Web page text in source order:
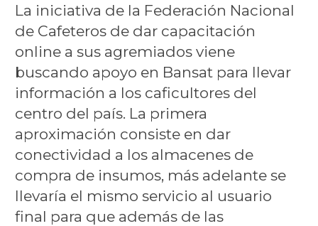
La iniciativa de la Federación Nacional
de Cafeteros de dar capacitación
online a sus agremiados viene
buscando apoyo en Bansat para llevar
información a los caficultores del
centro del país. La primera
aproximación consiste en dar
conectividad a los almacenes de
compra de insumos, más adelante se
llevaría el mismo servicio al usuario
final para que además de las